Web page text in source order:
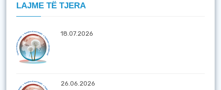
LAJME TË TJERA
18.07.2026
26.06.2026